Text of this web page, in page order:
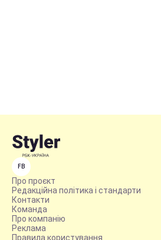
FB
Про проєкт
Редакційна політика і стандарти
Контакти
Команда
Про компанію
Реклама
Правила користування